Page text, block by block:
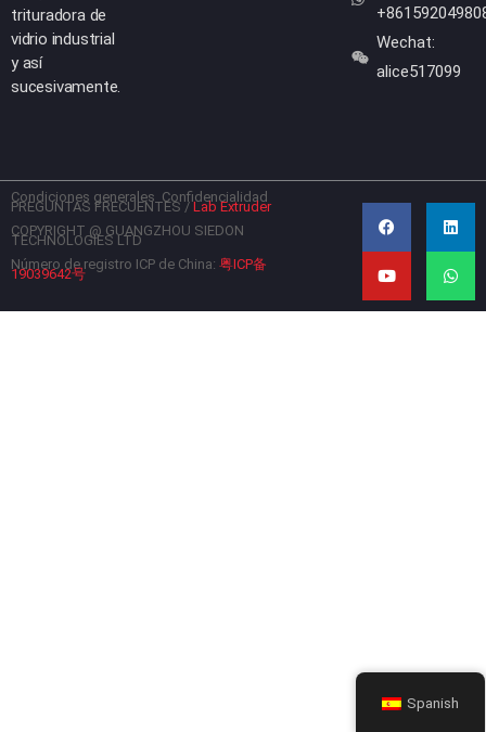
Wechat:
alice517099
trituradora de
vidrio industrial
y así
sucesivamente.
Condiciones generales Confidencialidad
PREGUNTAS FRECUENTES /Lab Extruder
COPYRIGHT @ GUANGZHOU SIEDON
TECHNOLOGIES LTD
Número de registro ICP de China: 粤ICP备
19039642号
F
a
c
e
o
o
k
L
n
k
d
i
n
Y
o
u
t
b
e
W
a
t
a
p
p
Spanish